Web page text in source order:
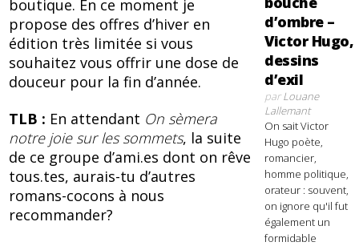
boutique. En ce moment je
propose des offres d’hiver en
édition très limitée si vous
souhaitez vous offrir une dose de
douceur pour la fin d’année.
TLB : En attendant On sèmera
notre joie sur les sommets, la suite
de ce groupe d’ami.es dont on rêve
tous.tes, aurais-tu d’autres
romans-cocons à nous
recommander?
d’ombre –
Victor Hugo,
dessins
d’exil
parLouane
Lallemant
On sait Victor
Hugo poète,
romancier,
homme politique,
orateur : souvent,
on ignore qu'il fut
également un
formidable